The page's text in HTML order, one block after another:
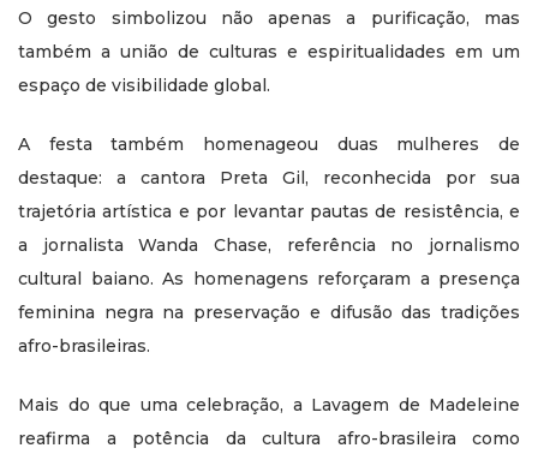
O gesto simbolizou não apenas a purificação, mas
também a união de culturas e espiritualidades em um
espaço de visibilidade global.
A festa também homenageou duas mulheres de
destaque: a cantora Preta Gil, reconhecida por sua
trajetória artística e por levantar pautas de resistência, e
a jornalista Wanda Chase, referência no jornalismo
cultural baiano. As homenagens reforçaram a presença
feminina negra na preservação e difusão das tradições
afro-brasileiras.
Mais do que uma celebração, a Lavagem de Madeleine
reafirma a potência da cultura afro-brasileira como